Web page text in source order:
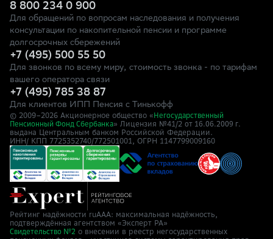
8 800 234 0 900
Для обращений по вопросам наследования и получения
консультации по накопительной пенсии и программе
долгосрочных сбережений
+7 (495) 500 55 50
Для звонков по всему миру, стоимость звонка - по тарифам
вашего оператора связи
+7 (495) 785 38 87
Для клиентов ИПП Пенсия с Тинькофф
© 2009–2026 Акционерное общество « Негосударственный
Пенсионный Фонд Сбербанка» Лицензия №41/2 от 16.06.2009 г.
выдана Центральным банком Российской Федерации.
ИНН/ КПП 7725352740/772501001, ОГРН 1147799009160
Рейтинг надёжности ruAAA: максимальная надёжность,
подтверждённая агентством «Эксперт РА»
Свидетельство №2 о внесении в реестр негосударственных